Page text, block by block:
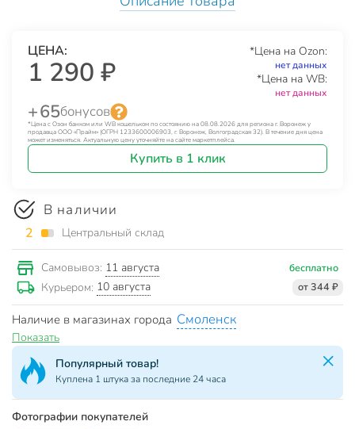
ЦЕНА:
1 290 ₽
*Цена на Ozon:
нет данных
*Цена на WB:
нет данных
+ 65бонусов
*Цена с Озон банком или WB кошельком по состоянию на 08.08.2026 для региона г. Воронеж у
продавца ООО «Прайм» (ОГРН 1233600006903, г. Воронеж, Волгоградская 32). В течение дня цена
может изменяться. Актуальную цену уточняйте на сайте маркетплейса.
Купить в 1 клик
В наличии
2 Центральный склад
Самовывоз: 11 августа бесплатно
Курьером: 10 августа от 344 ₽
Наличие в магазинах города Смоленск
Показать
Популярный товар!
Куплена 1 штука за последние 24 часа
Фотографии покупателей